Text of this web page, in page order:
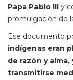
Papa Pablo III y
promulgación de
Ese documento
indígenas eran
de razón y
transmitirse